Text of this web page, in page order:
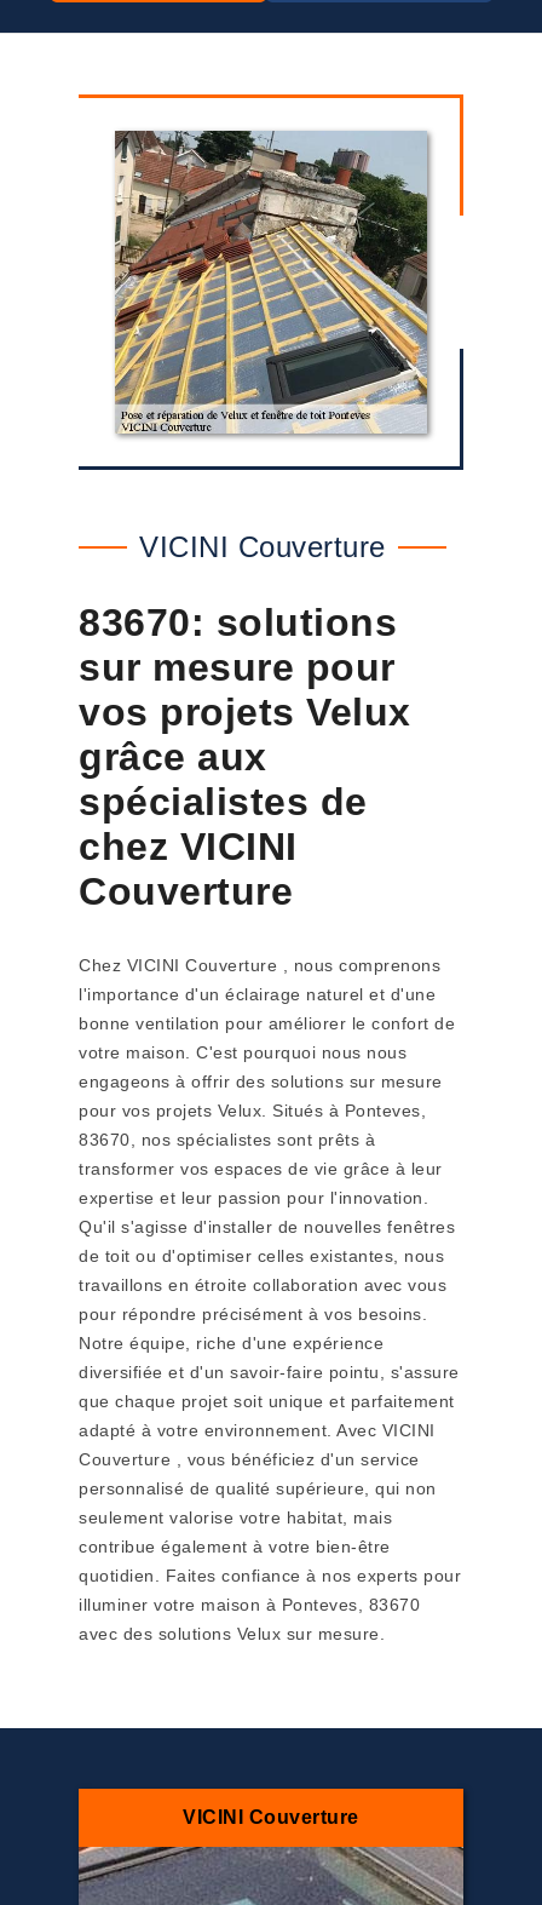
VICINI Couverture
83670: solutions
sur mesure pour
vos projets Velux
grâce aux
spécialistes de
chez VICINI
Couverture
Chez VICINI Couverture , nous comprenons
l'importance d'un éclairage naturel et d'une
bonne ventilation pour améliorer le confort de
votre maison. C'est pourquoi nous nous
engageons à offrir des solutions sur mesure
pour vos projets Velux. Situés à Ponteves,
83670, nos spécialistes sont prêts à
transformer vos espaces de vie grâce à leur
expertise et leur passion pour l'innovation.
Qu'il s'agisse d'installer de nouvelles fenêtres
de toit ou d'optimiser celles existantes, nous
travaillons en étroite collaboration avec vous
pour répondre précisément à vos besoins.
Notre équipe, riche d'une expérience
diversifiée et d'un savoir-faire pointu, s'assure
que chaque projet soit unique et parfaitement
adapté à votre environnement. Avec VICINI
Couverture , vous bénéficiez d'un service
personnalisé de qualité supérieure, qui non
seulement valorise votre habitat, mais
contribue également à votre bien-être
quotidien. Faites confiance à nos experts pour
illuminer votre maison à Ponteves, 83670
avec des solutions Velux sur mesure.
VICINI Couverture